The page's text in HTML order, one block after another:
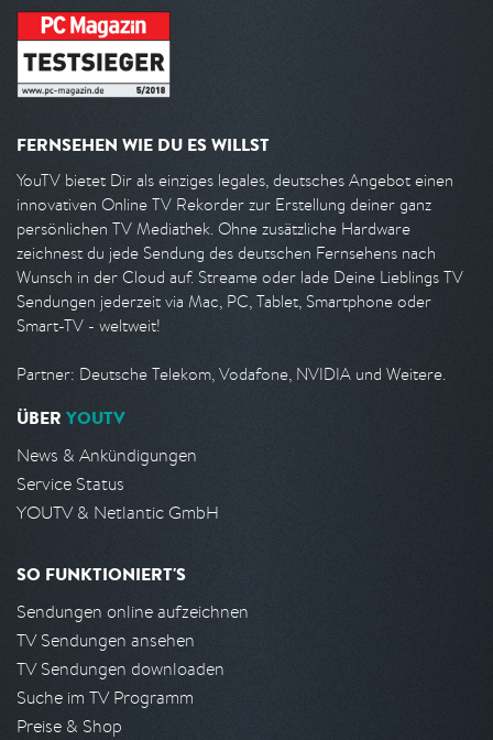
FERNSEHEN WIE DU ES WILLST
YouTV bietet Dir als einziges legales, deutsches Angebot einen
innovativen Online TV Rekorder zur Erstellung deiner ganz
persönlichen TV Mediathek. Ohne zusätzliche Hardware
zeichnest du jede Sendung des deutschen Fernsehens nach
Wunsch in der Cloud auf. Streame oder lade Deine Lieblings TV
Sendungen jederzeit via Mac, PC, Tablet, Smartphone oder
Smart-TV - weltweit!
Partner: Deutsche Telekom, Vodafone, NVIDIA und Weitere.
ÜBER YOUTV
News & Ankündigungen
Service Status
YOUTV & Netlantic GmbH
SO FUNKTIONIERT'S
Sendungen online aufzeichnen
TV Sendungen ansehen
TV Sendungen downloaden
Suche im TV Programm
Preise & Shop